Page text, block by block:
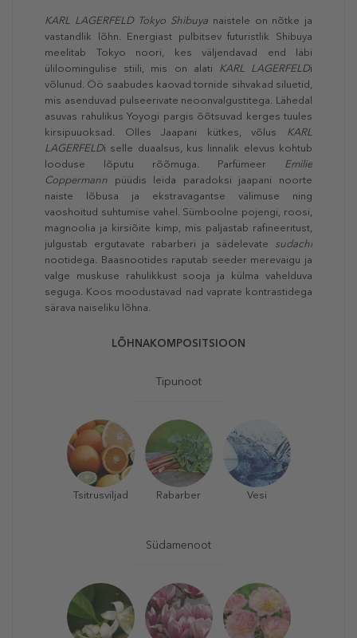
KARL LAGERFELD Tokyo Shibuya naistele on nõtke ja
vastandlik lõhn. Energiast pulbitsev futuristlik Shibuya
meelitab Tokyo noori, kes väljendavad end läbi
üliloomingulise stiili, mis on alati KARL LAGERFELDi
võlunud. Öö saabudes kaovad tornide sihvakad siluetid,
mis asenduvad pulseerivate neoonvalgustitega. Lähedal
asuvas rahulikus Yoyogi pargis õõtsuvad kerges tuules
kirsipuuoksad. Olles Jaapani kütkes, võlus KARL
LAGERFELDi selle duaalsus, kus linnalik elevus kohtub
looduse lõputu rõõmuga. Parfümeer Emilie
Coppermann püüdis leida paradoksi jaapani noorte
naiste lõbusa ja ekstravagantse välimuse ning
vaoshoitud suhtumise vahel. Sümboolne pojengi, roosi,
magnoolia ja kirsiõite kimp, mis paljastab rafineeritust,
julgustab ergutavate rabarberi ja sädelevate sudachi
nootidega. Baasnootides raputab seeder merevaigu ja
valge muskuse rahulikkust sooja ja külma vahelduva
seguga. Koos moodustavad nad vaprate kontrastidega
särava naiseliku lõhna.
LÕHNAKOMPOSITSIOON
Tipunoot
Tsitrusviljad Rabarber Vesi
Südamenoot